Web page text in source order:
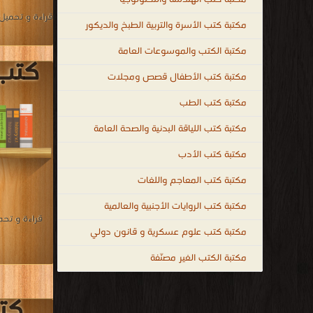
مكتبة كتب الأسرة والتربية الطبخ والديكور
مكتبة الكتب والموسوعات العامة
مكتبة كتب الأطفال قصص ومجلات
مكتبة كتب الطب
مكتبة كتب اللياقة البدنية والصحة العامة
مكتبة كتب الأدب
مكتبة كتب المعاجم واللغات
مكتبة كتب الروايات الأجنبية والعالمية
مكتبة كتب علوم عسكرية و قانون دولي
مكتبة الكتب الغير مصنّفة
قراءة و
قراءة و